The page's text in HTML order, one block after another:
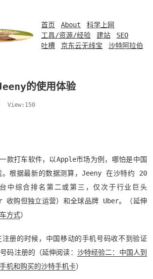
首页 About
科学上网
工具/资源/经验
建站
SEO
吐槽
京东云无线宝 沙特阿拉伯
的使用体验
View:150
款打车软件，以Apple市场为例，哪怕是中国
。根据最新的数据测算，Jeeny 在沙特约 20
中综合排名第二或第三，仅次于行业巨头
收购但独立运营）和全球品牌 Uber。（延伸
方式）
册的时候，中国移动的手机号码收不到验证
码注册的（延伸阅读： 沙特经验二：中国人到
机和购买的沙特手机卡）